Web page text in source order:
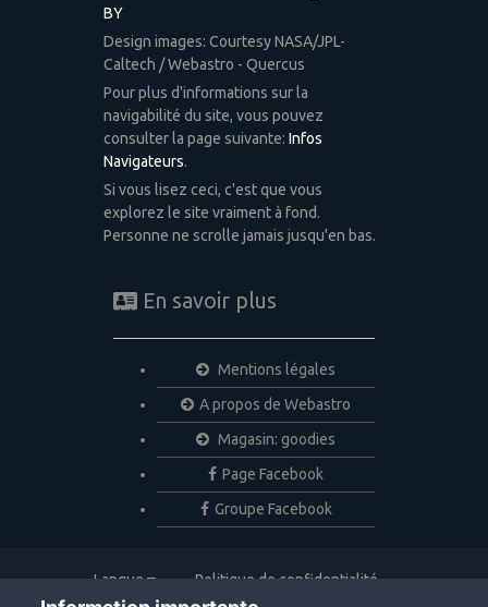
BY
Design images: Courtesy NASA/JPL-
Caltech / Webastro - Quercus
Pour plus d'informations sur la
navigabilité du site, vous pouvez
consulter la page suivante: Infos
Navigateurs.
Si vous lisez ceci, c'est que vous
explorez le site vraiment à fond.
Personne ne scrolle jamais jusqu'en bas.
En savoir plus
Mentions légales
A propos de Webastro
Magasin: goodies
Page Facebook
Groupe Facebook
Langue
Politique de confidentialité
Nous contacter